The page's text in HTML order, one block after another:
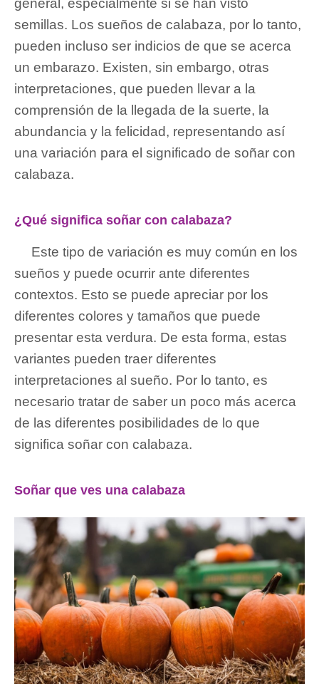
semillas. Los sueños de calabaza, por lo tanto,
pueden incluso ser indicios de que se acerca
un embarazo. Existen, sin embargo, otras
interpretaciones, que pueden llevar a la
comprensión de la llegada de la suerte, la
abundancia y la felicidad, representando así
una variación para el significado de soñar con
calabaza.
¿Qué significa soñar con calabaza?
Este tipo de variación es muy común en los
sueños y puede ocurrir ante diferentes
contextos. Esto se puede apreciar por los
diferentes colores y tamaños que puede
presentar esta verdura. De esta forma, estas
variantes pueden traer diferentes
interpretaciones al sueño. Por lo tanto, es
necesario tratar de saber un poco más acerca
de las diferentes posibilidades de lo que
significa soñar con calabaza.
Soñar que ves una calabaza